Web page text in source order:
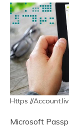
Https //
Microsoft